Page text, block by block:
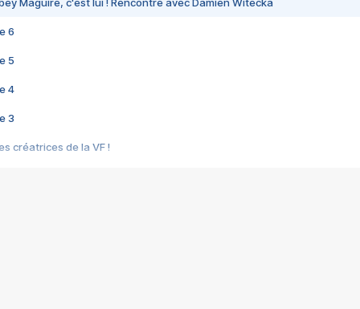
6
5
4
3
créatrices de la VF !